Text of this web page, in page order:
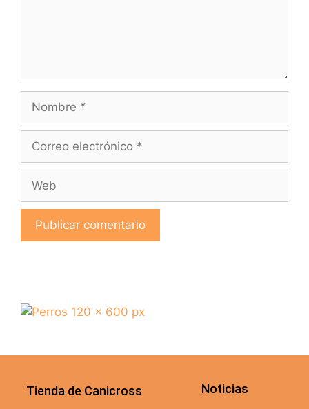
Tienda de Canicross Noticias